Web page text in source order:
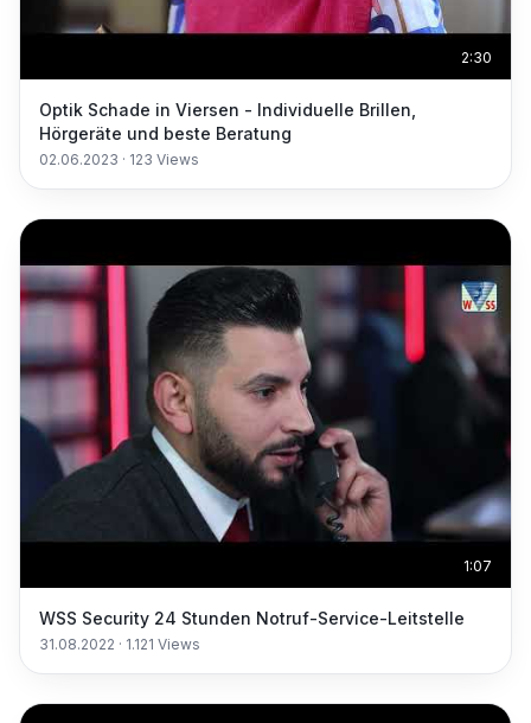
2:30
Optik Schade in Viersen - Individuelle Brillen,
Hörgeräte und beste Beratung
02.06.2023 · 123 Views
1:07
WSS Security 24 Stunden Notruf-Service-Leitstelle
31.08.2022 · 1.121 Views